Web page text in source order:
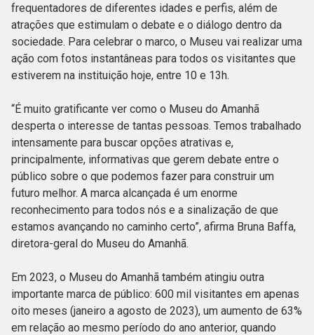
frequentadores de diferentes idades e perfis, além de
atrações que estimulam o debate e o diálogo dentro da
sociedade. Para celebrar o marco, o Museu vai realizar uma
ação com fotos instantâneas para todos os visitantes que
estiverem na instituição hoje, entre 10 e 13h.
“É muito gratificante ver como o Museu do Amanhã
desperta o interesse de tantas pessoas. Temos trabalhado
intensamente para buscar opções atrativas e,
principalmente, informativas que gerem debate entre o
público sobre o que podemos fazer para construir um
futuro melhor. A marca alcançada é um enorme
reconhecimento para todos nós e a sinalização de que
estamos avançando no caminho certo”, afirma Bruna Baffa,
diretora-geral do Museu do Amanhã.
Em 2023, o Museu do Amanhã também atingiu outra
importante marca de público: 600 mil visitantes em apenas
oito meses (janeiro a agosto de 2023), um aumento de 63%
em relação ao mesmo período do ano anterior, quando